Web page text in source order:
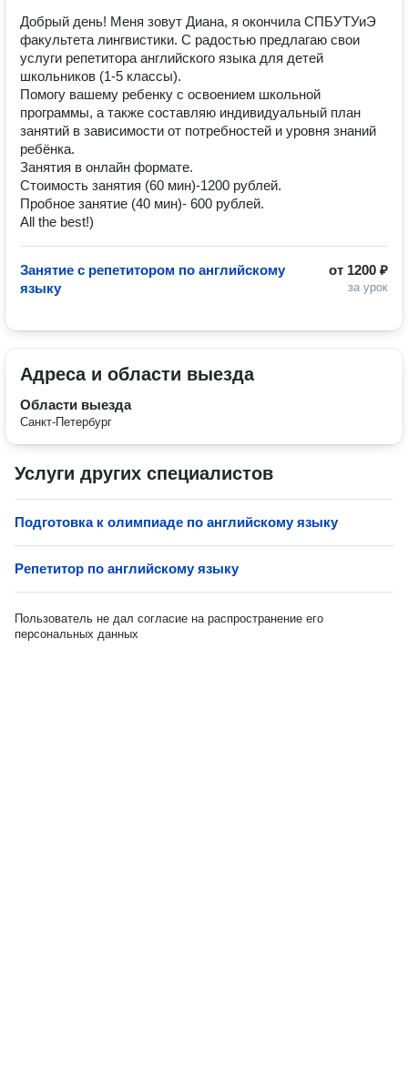
Добрый день! Меня зовут Диана, я окончила СПБУТУиЭ
факультета лингвистики. С радостью предлагаю свои
услуги репетитора английского языка для детей
школьников (1-5 классы).
Помогу вашему ребенку с освоением школьной
программы, а также составляю индивидуальный план
занятий в зависимости от потребностей и уровня знаний
ребёнка.
Занятия в онлайн формате.
Стоимость занятия (60 мин)-1200 рублей.
Пробное занятие (40 мин)- 600 рублей.
All the best!)
от 1200 ₽
за урок
Занятие с репетитором по английскому
языку
Адреса и области выезда
Области выезда
Санкт-Петербург
Услуги других специалистов
Подготовка к олимпиаде по английскому языку
Репетитор по английскому языку
Пользователь не дал согласие на распространение его
персональных данных